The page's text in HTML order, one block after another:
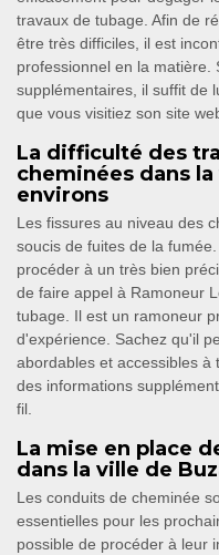
travaux de tubage. Afin de
être très difficiles, il est
professionnel en la matière.
supplémentaires, il suffit de
que vous visitiez son site
La difficulté des
cheminées dans
environs
Les fissures au niveau des
soucis de fuites de la
procéder à un très bien
de faire appel à Ramoneur
tubage. Il est un ramoneur
d'expérience. Sachez qu'il
abordables et accessibles à
des informations
fil.
La mise en place
dans la ville de
Les conduits de cheminée
essentielles pour les
possible de procéder à leur